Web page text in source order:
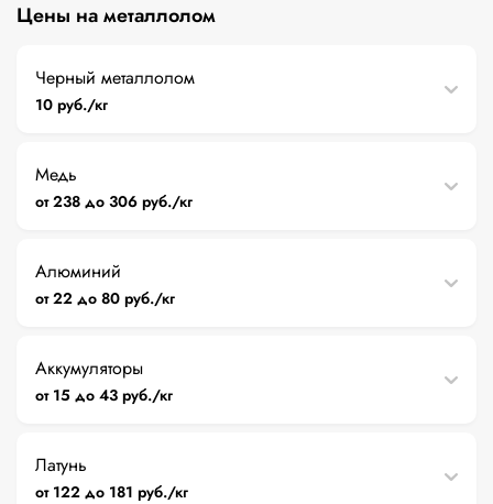
Цены на металлолом
Черный металлолом
10 руб./кг
Медь
от 238 до 306 руб./кг
Алюминий
от 22 до 80 руб./кг
Аккумуляторы
от 15 до 43 руб./кг
Латунь
от 122 до 181 руб./кг